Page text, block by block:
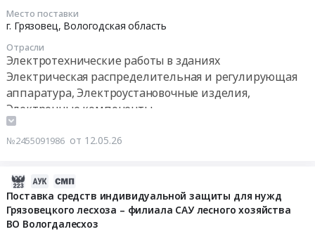
Место поставки
г. Грязовец, Вологодская область
Отрасли
Электротехнические работы в зданиях
Электрическая распределительная и регулирующая
аппаратура, Электроустановочные изделия,
Электронные компоненты
Технологическое оборудование, монтаж и
обслуживание
№2455091986 от 12.05.26
Поставка средств индивидуальной защиты для нужд
Грязовецкого лесхоза – филиала САУ лесного хозяйства
ВО Вологдалесхоз